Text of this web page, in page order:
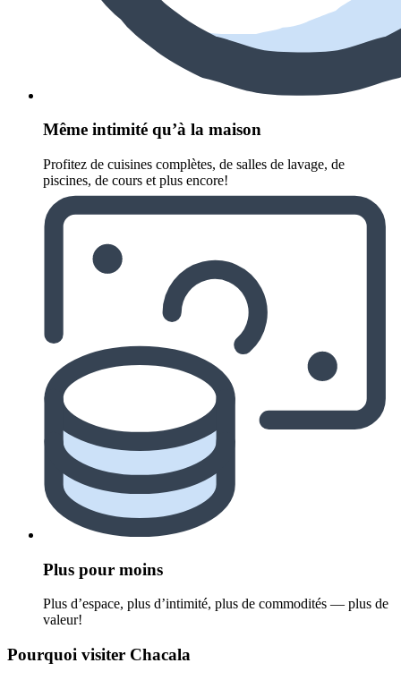
Même intimité qu’à la maison
Profitez de cuisines complètes, de salles de lavage, de
piscines, de cours et plus encore!
Plus pour moins
Plus d’espace, plus d’intimité, plus de commodités — plus de
valeur!
Pourquoi visiter Chacala